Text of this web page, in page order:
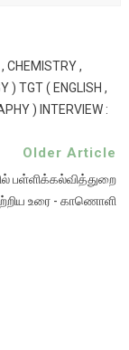
CHEMISTRY ,
) TGT ( ENGLISH ,
) INTERVIEW :
Older Article
பள்ளிக்கல்வித்துறை
உரை - காணொளி